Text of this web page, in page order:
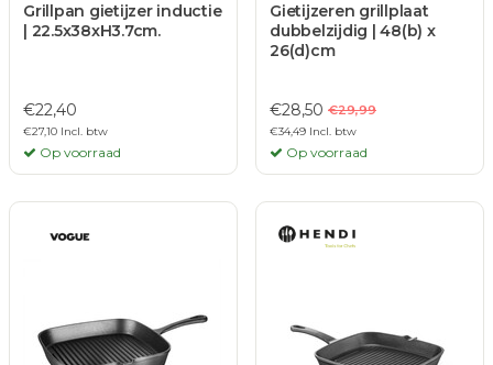
Grillpan gietijzer inductie
| 22.5x38xH3.7cm.
€22,40
€27,10 Incl. btw
Op voorraad
Gietijzeren grillplaat
dubbelzijdig | 48(b) x
26(d)cm
€28,50 €29,99
€34,49 Incl. btw
Op voorraad